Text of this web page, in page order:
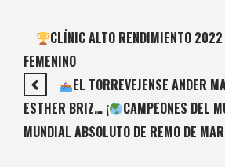
CLÍNIC ALTO RENDIMIENTO 2022
FEMENINO
EL TORREVEJENSE ANDER
ESTHER BRIZ… ¡
CAMPEONES DEL
MUNDIAL ABSOLUTO DE REMO DE MAR